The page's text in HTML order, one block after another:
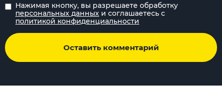
Нажимая кнопку, вы разрешаете обработку
персональных данных и соглашаетесь с
политикой конфиденциальности
Оставить комментарий